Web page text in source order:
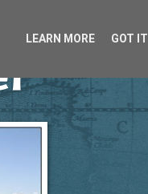
LEARN MORE GOT IT